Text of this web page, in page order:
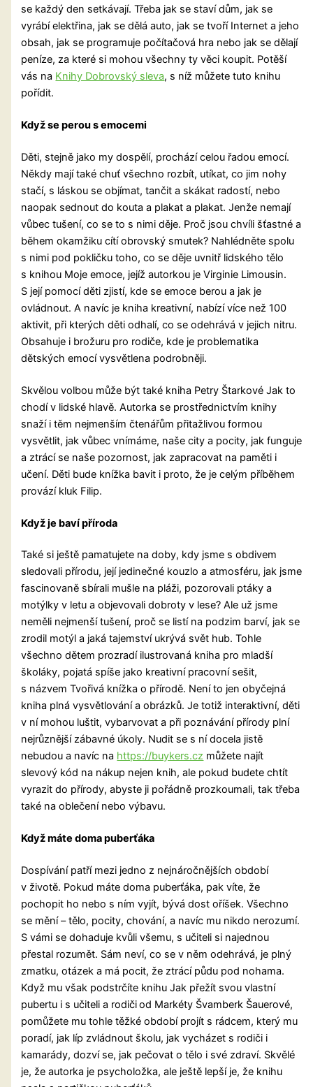
se každý den setkávají. Třeba jak se staví dům, jak se
vyrábí elektřina, jak se dělá auto, jak se tvoří Internet a jeho
obsah, jak se programuje počítačová hra nebo jak se dělají
peníze, za které si mohou všechny ty věci koupit. Potěší
vás na Knihy Dobrovský sleva, s níž můžete tuto knihu
pořídit.
Když se perou s emocemi
Děti, stejně jako my dospělí, prochází celou řadou emocí.
Někdy mají také chuť všechno rozbít, utíkat, co jim nohy
stačí, s láskou se objímat, tančit a skákat radostí, nebo
naopak sednout do kouta a plakat a plakat. Jenže nemají
vůbec tušení, co se to s nimi děje. Proč jsou chvíli šťastné a
během okamžiku cítí obrovský smutek? Nahlédněte spolu
s nimi pod pokličku toho, co se děje uvnitř lidského tělo
s knihou Moje emoce, jejíž autorkou je Virginie Limousin.
S její pomocí děti zjistí, kde se emoce berou a jak je
ovládnout. A navíc je kniha kreativní, nabízí více než 100
aktivit, při kterých děti odhalí, co se odehrává v jejich nitru.
Obsahuje i brožuru pro rodiče, kde je problematika
dětských emocí vysvětlena podrobněji.
Skvělou volbou může být také kniha Petry Štarkové Jak to
chodí v lidské hlavě. Autorka se prostřednictvím knihy
snaží i těm nejmenším čtenářům přitažlivou formou
vysvětlit, jak vůbec vnímáme, naše city a pocity, jak funguje
a ztrácí se naše pozornost, jak zapracovat na paměti i
učení. Děti bude knížka bavit i proto, že je celým příběhem
provází kluk Filip.
Když je baví příroda
Také si ještě pamatujete na doby, kdy jsme s obdivem
sledovali přírodu, její jedinečné kouzlo a atmosféru, jak jsme
fascinovaně sbírali mušle na pláži, pozorovali ptáky a
motýlky v letu a objevovali dobroty v lese? Ale už jsme
neměli nejmenší tušení, proč se listí na podzim barví, jak se
zrodil motýl a jaká tajemství ukrývá svět hub. Tohle
všechno dětem prozradí ilustrovaná kniha pro mladší
školáky, pojatá spíše jako kreativní pracovní sešit,
s názvem Tvořivá knížka o přírodě. Není to jen obyčejná
kniha plná vysvětlování a obrázků. Je totiž interaktivní, děti
v ní mohou luštit, vybarvovat a při poznávání přírody plní
nejrůznější zábavné úkoly. Nudit se s ní docela jistě
nebudou a navíc na https://buykers.cz můžete najít
slevový kód na nákup nejen knih, ale pokud budete chtít
vyrazit do přírody, abyste ji pořádně prozkoumali, tak třeba
také na oblečení nebo výbavu.
Když máte doma puberťáka
Dospívání patří mezi jedno z nejnáročnějších období
v životě. Pokud máte doma puberťáka, pak víte, že
pochopit ho nebo s ním vyjít, bývá dost oříšek. Všechno
se mění – tělo, pocity, chování, a navíc mu nikdo nerozumí.
S vámi se dohaduje kvůli všemu, s učiteli si najednou
přestal rozumět. Sám neví, co se v něm odehrává, je plný
zmatku, otázek a má pocit, že ztrácí půdu pod nohama.
Když mu však podstrčíte knihu Jak přežít svou vlastní
pubertu i s učiteli a rodičiod Markéty Švamberk Šauerové,
pomůžete mu tohle těžké období projít s rádcem, který mu
poradí, jak líp zvládnout školu, jak vycházet s rodiči i
kamarády, dozví se, jak pečovat o tělo i své zdraví. Skvělé
je, že autorka je psycholožka, ale ještě lepší je, že knihu